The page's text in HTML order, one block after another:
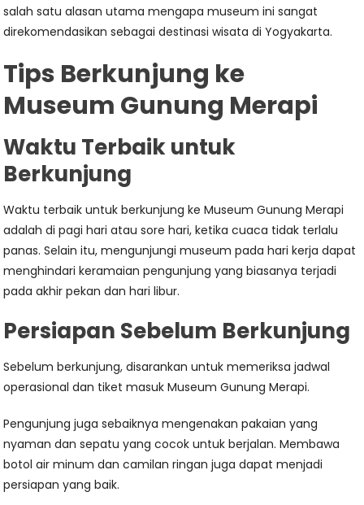
salah satu alasan utama mengapa museum ini sangat
direkomendasikan sebagai destinasi wisata di Yogyakarta.
Tips Berkunjung ke
Museum Gunung Merapi
Waktu Terbaik untuk
Berkunjung
Waktu terbaik untuk berkunjung ke Museum Gunung Merapi
adalah di pagi hari atau sore hari, ketika cuaca tidak terlalu
panas. Selain itu, mengunjungi museum pada hari kerja dapat
menghindari keramaian pengunjung yang biasanya terjadi
pada akhir pekan dan hari libur.
Persiapan Sebelum Berkunjung
Sebelum berkunjung, disarankan untuk memeriksa jadwal
operasional dan tiket masuk Museum Gunung Merapi.
Pengunjung juga sebaiknya mengenakan pakaian yang
nyaman dan sepatu yang cocok untuk berjalan. Membawa
botol air minum dan camilan ringan juga dapat menjadi
persiapan yang baik.